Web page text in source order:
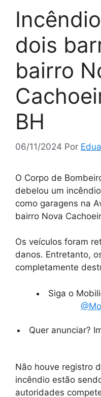
dois
bairro
BH
06/11/2024 Por
O Corpo de
debelou um
como garagens na
bairro Nova
Os veículos foram
danos. Entretanto,
completamente
Siga o
Quer anunciar?
Não houve registro
incêndio estão
autoridades